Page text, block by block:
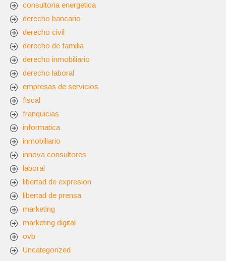
consultoria energetica
derecho bancario
derecho civil
derecho de familia
derecho inmobiliario
derecho laboral
empresas de servicios
fiscal
franquicias
informatica
inmobiliario
innova consultores
laboral
libertad de expresion
libertad de prensa
marketing
marketing digital
ovb
Uncategorized